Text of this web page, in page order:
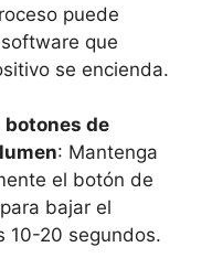
puede
que
se encienda.
de
: Mantenga
el botón de
bajar el
10-20 segundos.